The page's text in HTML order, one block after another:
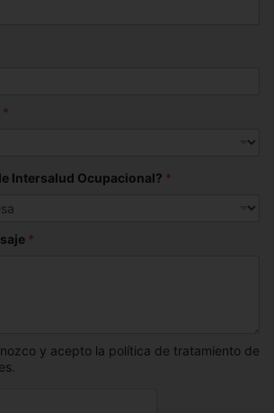
*
Intersalud Ocupacional? *
*
y acepto la política de tratamiento de